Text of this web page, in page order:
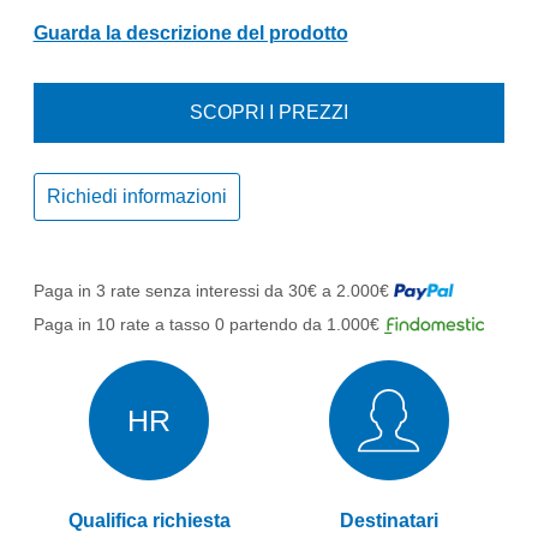
Guarda la descrizione del prodotto
SCOPRI I PREZZI
Richiedi informazioni
Paga in 3 rate senza interessi da 30€ a 2.000€
Paga in 10 rate a tasso 0 partendo da 1.000€
HR
Qualifica richiesta Destinatari